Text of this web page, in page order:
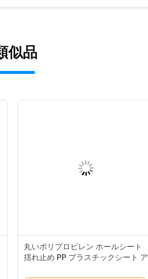
似品
丸いポリプロピレン ホールシート
揺れ止め PP プラスチックシート ア